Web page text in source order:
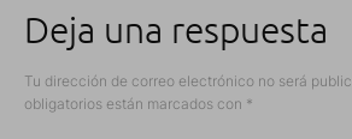
Deja una respuesta
Tu dirección de correo electrónico no será
obligatorios están marcados con *